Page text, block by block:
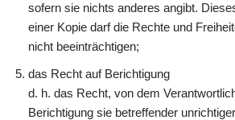
sofern sie nichts anderes angibt.
einer Kopie darf die Rechte und
nicht beeinträchtigen;
das Recht auf Berichtigung
d. h. das Recht, von dem
Berichtigung sie betreffender